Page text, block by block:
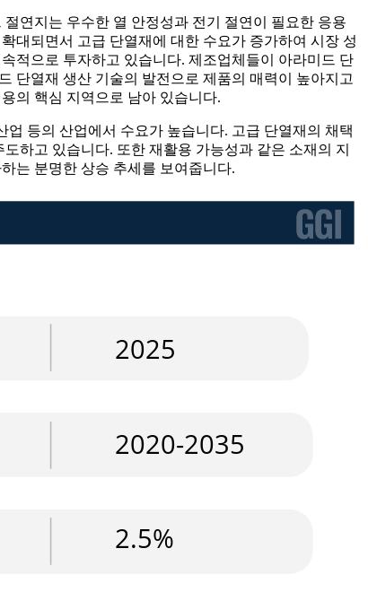
연지는 우수한 열 안정성과 전기 절연이 필요한 응용
대되면서 고급 단열재에 대한 수요가 증가하여 시장 성
적으로 투자하고 있습니다. 제조업체들이 아라미드 단
단열재 생산 기술의 발전으로 제품의 매력이 높아지고
의 핵심 지역으로 남아 있습니다.
등의 산업에서 수요가 높습니다. 고급 단열재의 채택
하고 있습니다. 또한 재활용 가능성과 같은 소재의 지
는 분명한 상승 추세를 보여줍니다.